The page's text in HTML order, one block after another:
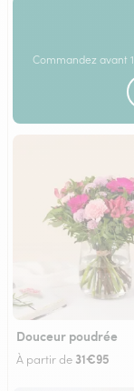
Commandez avant
Douceur poudrée
À partir de 31€95